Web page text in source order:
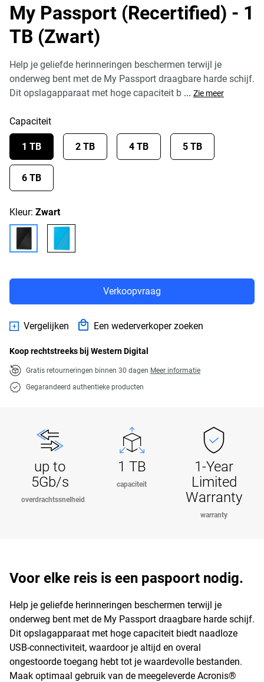
My Passport (Recertified) - 1
TB (Zwart)
Help je geliefde herinneringen beschermen terwijl je
onderweg bent met de My Passport draagbare harde schijf.
Dit opslagapparaat met hoge capaciteit b ... Zie meer
Capaciteit
1 TB 2 TB 4 TB 5 TB
6 TB
Kleur: Zwart
Verkoopvraag
Vergelijken Een wederverkoper zoeken
Koop rechtstreeks bij Western Digital
Gratis retourneringen binnen 30 dagen Meer informatie
Gegarandeerd authentieke producten
up to
5Gb/s
overdrachtssnelheid
1 TB
capaciteit
1-Year
Limited
Warranty
warranty
Voor elke reis is een paspoort nodig.
Help je geliefde herinneringen beschermen terwijl je
onderweg bent met de My Passport draagbare harde schijf.
Dit opslagapparaat met hoge capaciteit biedt naadloze
USB-connectiviteit, waardoor je altijd en overal
ongestoorde toegang hebt tot je waardevolle bestanden.
Maak optimaal gebruik van de meegeleverde Acronis®